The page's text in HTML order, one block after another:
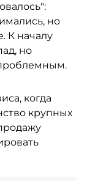
но
К началу
но
когда
крупных